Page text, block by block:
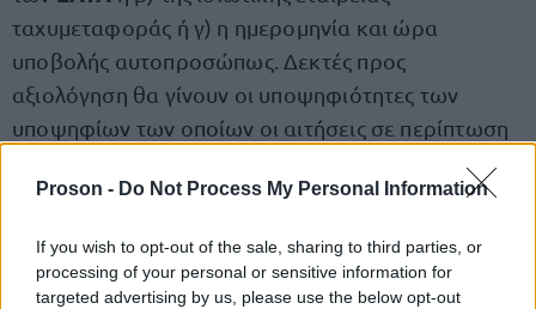
Proson - Do Not Process My Personal Information
If you wish to opt-out of the sale, sharing to third parties, or
processing of your personal or sensitive information for
targeted advertising by us, please use the below opt-out
ταχυμεταφοράς ή γ) η ημερομηνία και ώρα
υποβολής αυτοπροσώπως. Δεκτές προς
αξιολόγηση θα γίνουν οι υποψηφιότητες των
υποψηφίων των οποίων οι αιτήσεις σε περίπτωση
αργότερο μέχρι δύο εργάσιμες ημέρες μετά τη λήξη
Μαΐου 2025, ώρα 14.00. Αιτήσεις που θα ληφθούν/
υποβληθούν εκπρόθεσμα δεν θα ληφθούν υπόψη.